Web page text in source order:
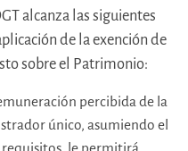
alcanza las siguientes
de la exención de
sobre el Patrimonio:
percibida de la
único, asumiendo el